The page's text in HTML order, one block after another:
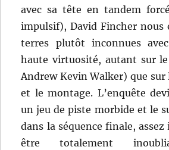
avec sa tête en tandem
impulsif), David Fincher nous
terres plutôt inconnues
haute virtuosité, autant sur
Andrew Kevin Walker) que sur
et le montage. L’enquête
un jeu de piste morbide et le
dans la séquence finale,
être totalement